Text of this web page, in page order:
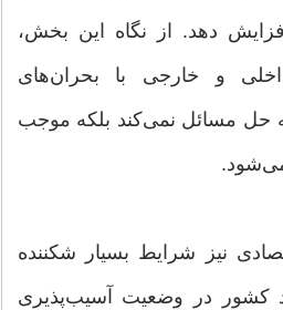
دهد. از نگاه این بخش،
و خارجی با بحران‌های
حل مسائل نمی‌کند بلکه موجب
نیز شرایط بسیار شکننده
کشور در وضعیت آسیب‌پذیری